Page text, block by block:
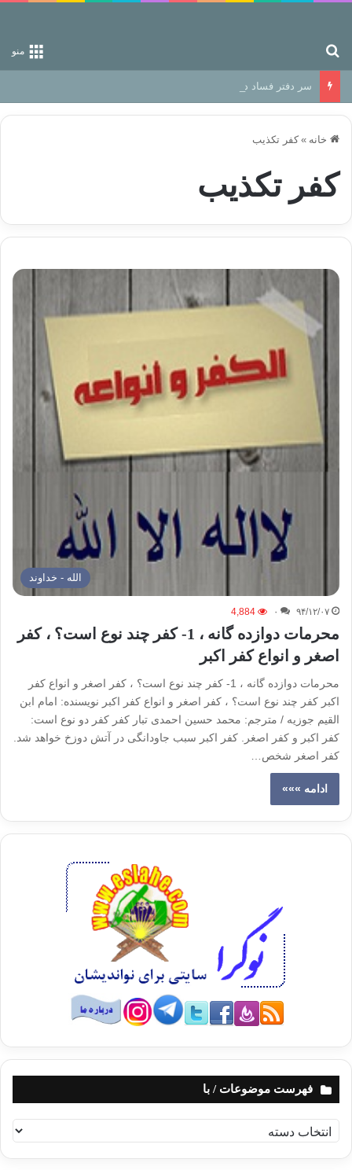
منو
سر دفتر فساد در زمین‌، دوری وکناره‌گیری از راه خداست‌!
خانه » کفر تکذیب
کفر تکذیب
الله - خداوند
۹۴/۱۲/۰۷ ۰ 4,884
محرمات دوازده گانه ، 1- کفر چند نوع است؟ ، کفر
اصغر و انواع کفر اکبر
محرمات دوازده گانه ، 1- کفر چند نوع است؟ ، کفر اصغر و انواع کفر
اکبر کفر چند نوع است؟ ، کفر اصغر و انواع کفر اکبر نویسنده: امام ابن
القیم جوزیه / مترجم: محمد حسین احمدی تبار کفر کفر دو نوع است:
کفر اکبر و کفر اصغر. کفر اکبر سبب جاودانگی در آتش دوزخ خواهد شد.
کفر اصغر شخص…
ادامه »»»
فهرست موضوعات / با
ه
ر